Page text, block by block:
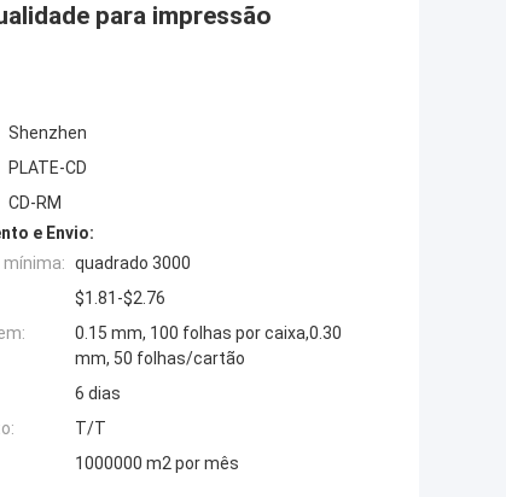
para impressão
Shenzhen
PLATE-CD
CD-RM
e Envio:
quadrado 3000
$1.81-$2.76
0.15 mm, 100 folhas por caixa,0.30
mm, 50 folhas/cartão
6 dias
T/T
1000000 m2 por mês